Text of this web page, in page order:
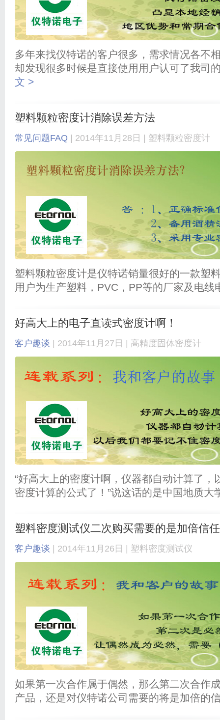
多年来找仪特诺的客户很多，需求情况各不
却发现很多时候是直接使用用户认可了我司
文 >
塑料颗粒密度计消除误差方法
常见问题FAQ | 2014年11月28日 | 塑料颗粒密度计
塑料颗粒密度计是仪特诺销量很好的一款塑
用户为生产塑料，PVC，PP等的厂家及电
好高大上的电子直读式密度计啊！
客户趣谈 | 2014年11月27日 | 高精度固体密度计
“好高大上的密度计啊，仪器都自动计算了，
密度计算的公式了！”说这话的是中国地质
塑料密度测试仪二次购买需要的是加倍信
客户趣谈 | 2014年11月26日 | 塑料密度测试仪
如果第一次合作属于偶然，那么第二次合作
产品，还是对仪特诺公司需要的将是加倍的